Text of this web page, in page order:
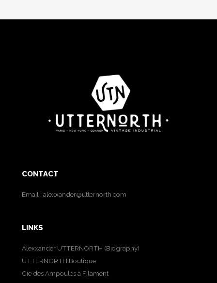
CONTACT
Email : alexxander@utternorth.com
LINKS
Alexxander UTTERNORTH (Biography)
UTTERNORTH Boutique
Cie des Ampoules à Filament